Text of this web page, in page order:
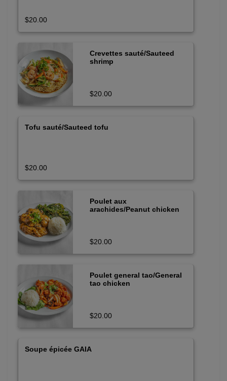
$20.00
Crevettes sauté/Sauteed
shrimp
$20.00
Tofu sauté/Sauteed tofu
$20.00
Poulet aux
arachides/Peanut chicken
$20.00
Poulet general tao/General
tao chicken
$20.00
Soupe épicée GAIA